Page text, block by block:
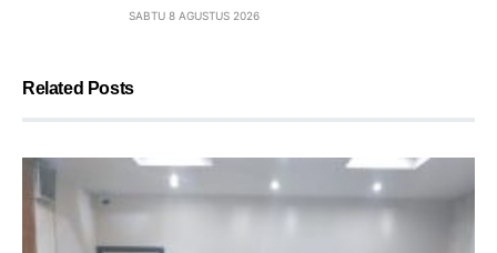
SABTU 8 AGUSTUS 2026
Related Posts